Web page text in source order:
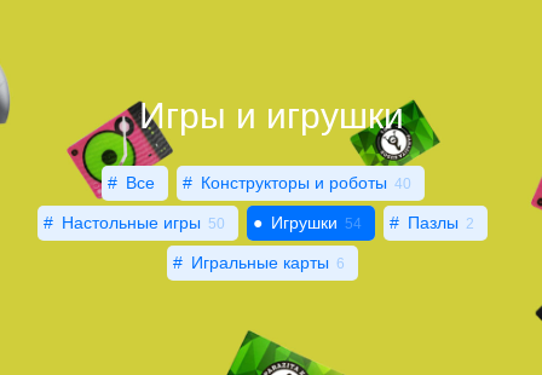
Игры и игрушки
Все Конструкторы и роботы 40
Настольные игры 50 Игрушки 54 Пазлы 2
Игральные карты 6